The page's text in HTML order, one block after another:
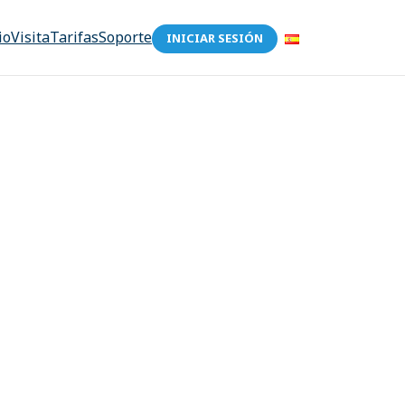
VisitaTarifasSoporte INICIAR SESIÓN